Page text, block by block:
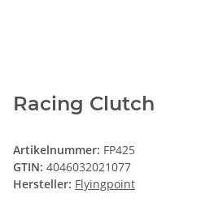
Racing Clutch
Artikelnummer: FP425
GTIN: 4046032021077
Hersteller: Flyingpoint